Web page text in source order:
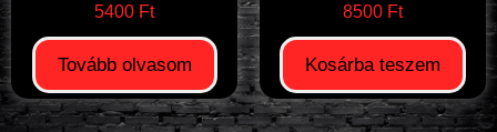
5400 Ft
Tovább olvasom
8500 Ft
Kosárba teszem